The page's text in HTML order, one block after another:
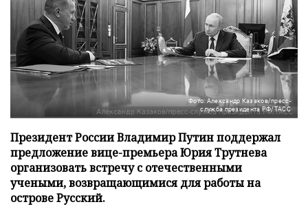
Фото: Александр Казаков/пресс-
служба президента РФ/ТАСС
Президент России Владимир Путин поддержал
предложение вице-премьера Юрия Трутнева
организовать встречу с отечественными
учеными, возвращающимися для работы на
острове Русский.